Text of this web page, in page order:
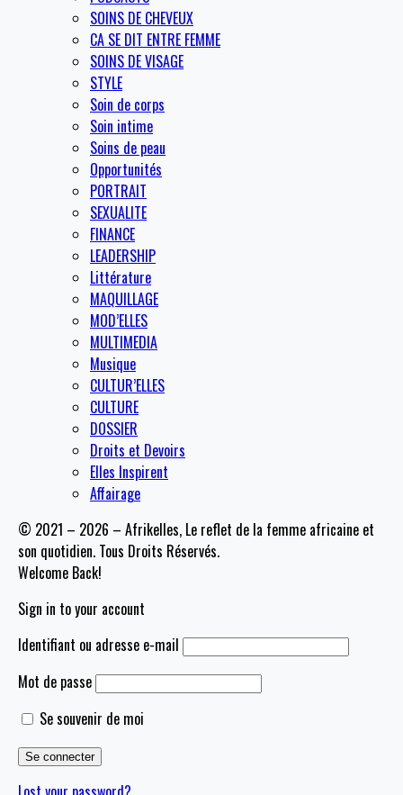
SOINS DE CHEVEUX
CA SE DIT ENTRE FEMME
SOINS DE VISAGE
STYLE
Soin de corps
Soin intime
Soins de peau
Opportunités
PORTRAIT
SEXUALITE
FINANCE
LEADERSHIP
Littérature
MAQUILLAGE
MOD’ELLES
MULTIMEDIA
Musique
CULTUR’ELLES
CULTURE
DOSSIER
Droits et Devoirs
Elles Inspirent
Affairage
© 2021 – 2026 – Afrikelles, Le reflet de la femme africaine et
son quotidien. Tous Droits Réservés.
Welcome Back!
Sign in to your account
Identifiant ou adresse e-mail
Mot de passe
Se souvenir de moi